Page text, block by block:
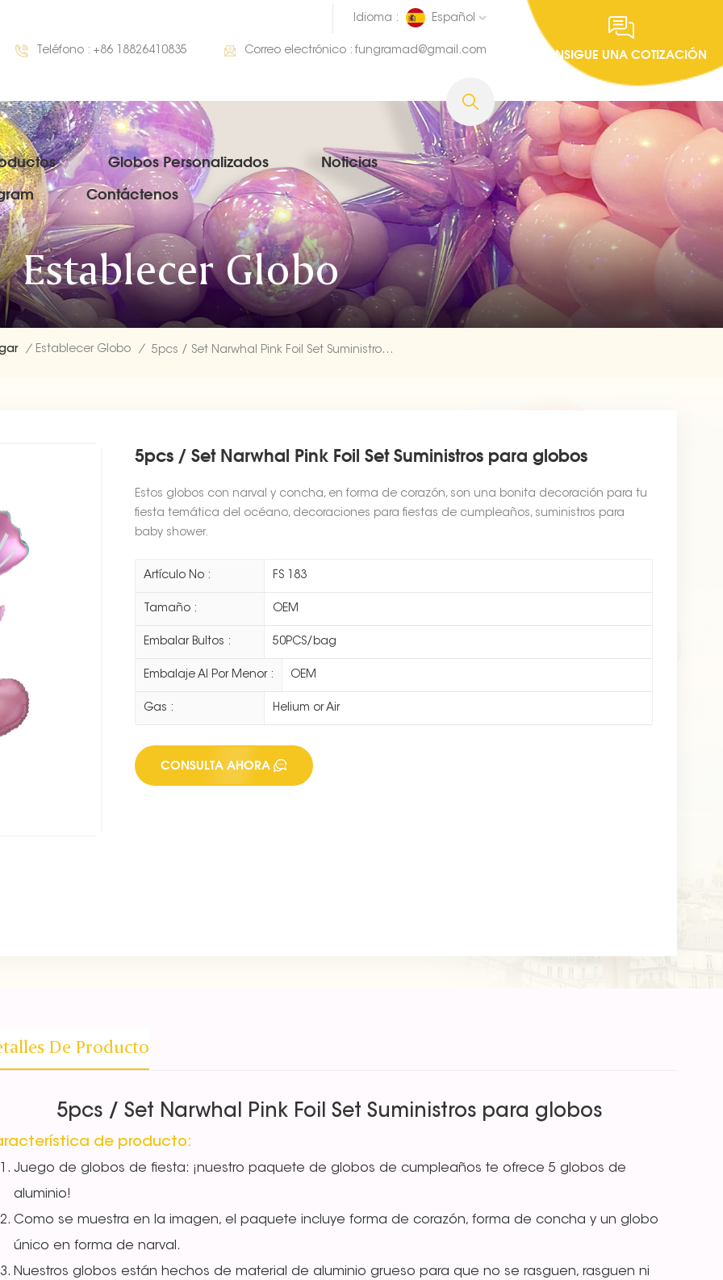
CONSIGUE UNA COTIZACIÓN
Idioma : Español
Teléfono : +86 18826410835 Correo electrónico :fungramad@gmail.com
Globos Personalizados
Noticias
Contáctenos
Establecer Globo
/ Establecer Globo / 5pcs / Set Narwhal Pink Foil Set Suministros Para Globos
5pcs / Set Narwhal Pink Foil Set Suministros para globos
Estos globos con narval y concha, en forma de corazón, son una bonita decoración para tu
fiesta temática del océano, decoraciones para fiestas de cumpleaños, suministros para
baby shower.
Artículo No : FS 183
Tamaño : OEM
Embalar Bultos : 50PCS/bag
Embalaje Al Por Menor : OEM
Gas : Helium or Air
CONSULTA AHORA
De Producto
5pcs / Set Narwhal Pink Foil Set Suministros para globos
de producto:
Juego de globos de fiesta: ¡nuestro paquete de globos de cumpleaños te ofrece 5 globos de
aluminio!
Como se muestra en la imagen, el paquete incluye forma de corazón, forma de concha y un globo
único en forma de narval.
Nuestros globos están hechos de material de aluminio grueso para que no se rasguen, rasguen ni